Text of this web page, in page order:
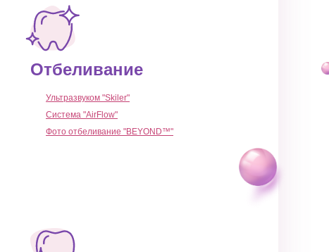
Отбеливание
Ультразвуком "Skiler"
Система "AirFlow"
Фото отбеливание "BEYOND™"